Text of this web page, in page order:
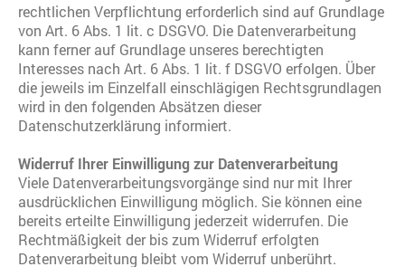
rechtlichen Verpflichtung erforderlich sind auf Grundlage
von Art. 6 Abs. 1 lit. c DSGVO. Die Datenverarbeitung
kann ferner auf Grundlage unseres berechtigten
Interesses nach Art. 6 Abs. 1 lit. f DSGVO erfolgen. Über
die jeweils im Einzelfall einschlägigen Rechtsgrundlagen
wird in den folgenden Absätzen dieser
Datenschutzerklärung informiert.
Widerruf Ihrer Einwilligung zur Datenverarbeitung
Viele Datenverarbeitungsvorgänge sind nur mit Ihrer
ausdrücklichen Einwilligung möglich. Sie können eine
bereits erteilte Einwilligung jederzeit widerrufen. Die
Rechtmäßigkeit der bis zum Widerruf erfolgten
Datenverarbeitung bleibt vom Widerruf unberührt.